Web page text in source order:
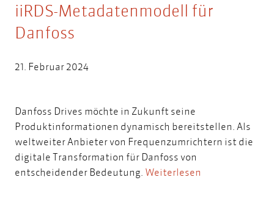
iiRDS-Metadatenmodell für
Danfoss
21. Februar 2024
Danfoss Drives möchte in Zukunft seine
Produktinformationen dynamisch bereitstellen. Als
weltweiter Anbieter von Frequenzumrichtern ist die
digitale Transformation für Danfoss von
entscheidender Bedeutung. Weiterlesen